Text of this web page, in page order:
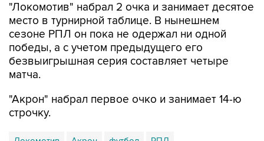
"Локомотив" набрал 2 очка и занимает десятое
место в турнирной таблице. В нынешнем
сезоне РПЛ он пока не одержал ни одной
победы, а с учетом предыдущего его
безвыигрышная серия составляет четыре
матча.
"Акрон" набрал первое очко и занимает 14-ю
строчку.